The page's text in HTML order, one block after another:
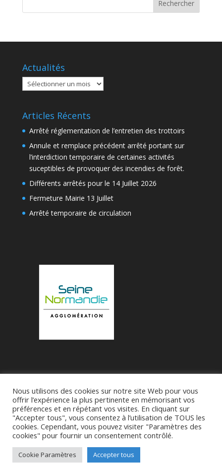
Actualités
Actualités
Articles Récents
Arrêté réglementation de l’entretien des trottoirs
Annule et remplace précédent arrêté portant sur
l’interdiction temporaire de certaines activités
suceptibles de provoquer des incendies de forêt.
Différents arrêtés pour le 14 Juillet 2026
Fermeture Mairie 13 Juillet
Arrêté temporaire de circulation
Accueil Municipalité
Le Village de Bueil
Associations
Réalise parSDI27 - M Franck-Patrick Roussel
-Politique de confidentialité
Nous utilisons des cookies sur notre site Web pour vous
offrir l’expérience la plus pertinente en mémorisant vos
préférences et en répétant vos visites. En cliquant sur
"Accepter tous", vous consentez à l’utilisation de TOUS les
cookies. Cependant, vous pouvez visiter "Paramètres des
cookies" pour fournir un consentement contrôlé.
Cookie Paramètres Accepter tous